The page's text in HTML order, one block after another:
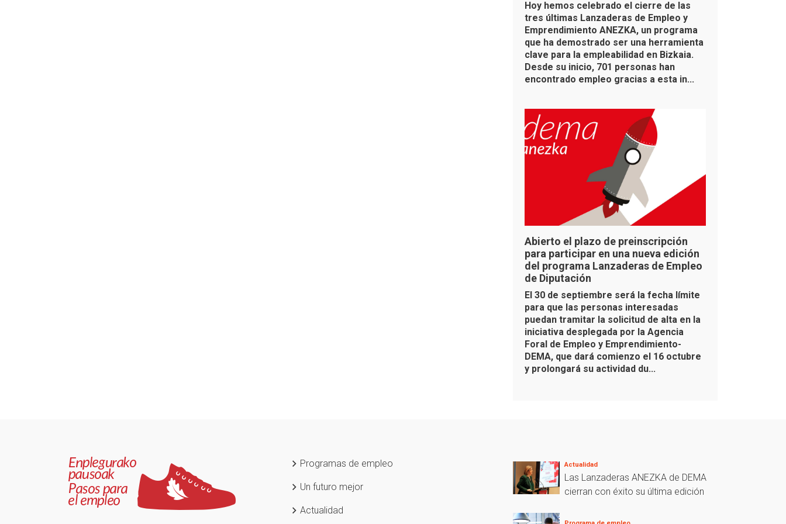
Hoy hemos celebrado el cierre de las
tres últimas Lanzaderas de Empleo y
Emprendimiento ANEZKA, un programa
que ha demostrado ser una herramienta
clave para la empleabilidad en Bizkaia.
Desde su inicio, 701 personas han
encontrado empleo gracias a esta in...
Abierto el plazo de preinscripción
para participar en una nueva edición
del programa Lanzaderas de Empleo
de Diputación
El 30 de septiembre será la fecha límite
para que las personas interesadas
puedan tramitar la solicitud de alta en la
iniciativa desplegada por la Agencia
Foral de Empleo y Emprendimiento-
DEMA, que dará comienzo el 16 octubre
y prolongará su actividad du...
Programas de empleo
Un futuro mejor
Actualidad
Actualidad
Las Lanzaderas ANEZKA de DEMA
cierran con éxito su última edición